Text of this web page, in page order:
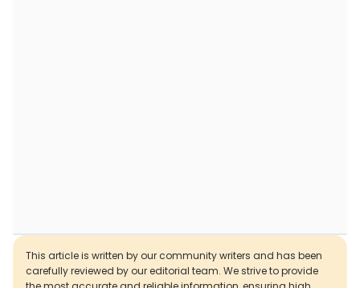
This article is written by our community writers and has been
carefully reviewed by our editorial team. We strive to provide